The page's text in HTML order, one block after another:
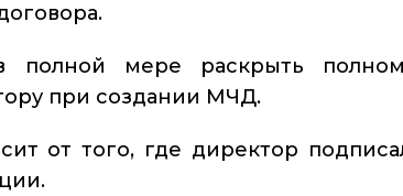
мере раскрыть
при создании МЧД.
от того, где директор